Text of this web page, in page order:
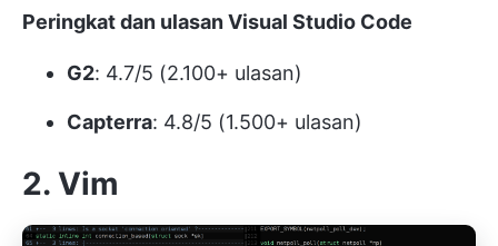
Peringkat dan ulasan Visual Studio Code
G2: 4.7/5 (2.100+ ulasan)
Capterra: 4.8/5 (1.500+ ulasan)
2. Vim